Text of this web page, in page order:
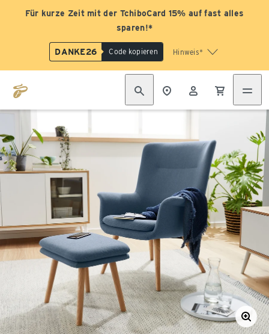
Für kurze Zeit mit der TchiboCard 15% auf fast alles
sparen!*
DANKE26 Code kopieren Hinweis*